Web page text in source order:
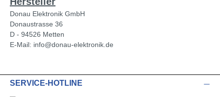
Donau Elektronik GmbH
Donaustrasse 36
D - 94526 Metten
E-Mail: info@donau-elektronik.de
SERVICE-HOTLINE